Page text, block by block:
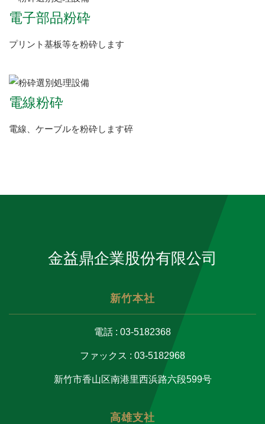
電子部品粉砕
プリント基板等を粉砕します
電線粉砕
電線、ケーブルを粉砕します碎
金益鼎企業股份有限公司
新竹本社
電話 : 03-5182368
ファックス : 03-5182968
新竹市香山区南港里西浜路六段599号
高雄支社